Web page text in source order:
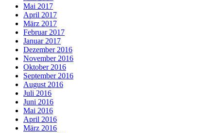
Mai 2017
April 2017
März 2017
Februar 2017
Januar 2017
Dezember 2016
November 2016
Oktober 2016
September 2016
August 2016
Juli 2016
Juni 2016
Mai 2016
April 2016
März 2016